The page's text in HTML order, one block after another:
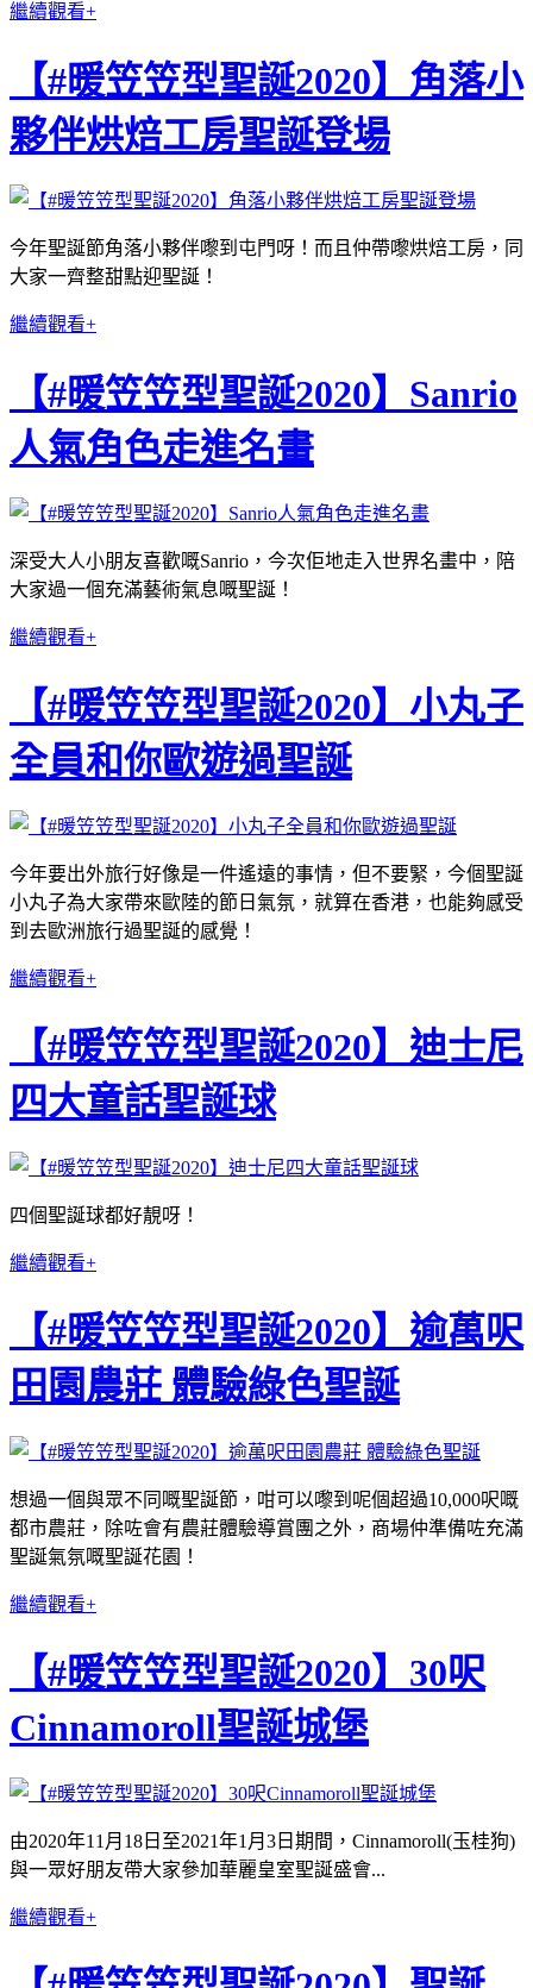
繼續觀看+
【#暖笠笠型聖誕2020】角落小
夥伴烘焙工房聖誕登場
今年聖誕節角落小夥伴嚟到屯門呀！而且仲帶嚟烘焙工房，同
大家一齊整甜點迎聖誕！
繼續觀看+
【#暖笠笠型聖誕2020】Sanrio
人氣角色走進名畫
深受大人小朋友喜歡嘅Sanrio，今次佢地走入世界名畫中，陪
大家過一個充滿藝術氣息嘅聖誕！
繼續觀看+
【#暖笠笠型聖誕2020】小丸子
全員和你歐遊過聖誕
今年要出外旅行好像是一件遙遠的事情，但不要緊，今個聖誕
小丸子為大家帶來歐陸的節日氣氛，就算在香港，也能夠感受
到去歐洲旅行過聖誕的感覺！
繼續觀看+
【#暖笠笠型聖誕2020】迪士尼
四大童話聖誕球
四個聖誕球都好靚呀！
繼續觀看+
【#暖笠笠型聖誕2020】逾萬呎
田園農莊 體驗綠色聖誕
想過一個與眾不同嘅聖誕節，咁可以嚟到呢個超過10,000呎嘅
都市農莊，除咗會有農莊體驗導賞團之外，商場仲準備咗充滿
聖誕氣氛嘅聖誕花園！
繼續觀看+
【#暖笠笠型聖誕2020】30呎
Cinnamoroll聖誕城堡
由2020年11月18日至2021年1月3日期間，Cinnamoroll(玉桂狗)
與一眾好朋友帶大家參加華麗皇室聖誕盛會...
繼續觀看+